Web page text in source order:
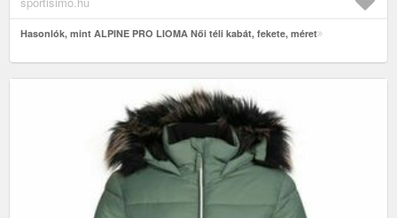
Hasonlók, mint ALPINE PRO LIOMA Női téli kabát, fekete, méret